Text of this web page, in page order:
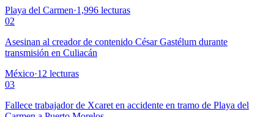
Playa del Carmen·1,996 lecturas
02
Asesinan al creador de contenido César Gastélum durante
transmisión en Culiacán
México·12 lecturas
03
Fallece trabajador de Xcaret en accidente en tramo de Playa del